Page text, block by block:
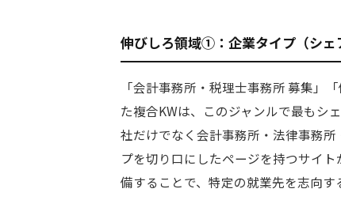
伸びしろ領域①：企業タイプ（シェ
「会計事務所・税理士事務所 募集」
た複合KWは、このジャンルで最もシ
社だけでなく会計事務所・法律事務
プを切り口にしたページを持つサイ
備することで、特定の就業先を志向す